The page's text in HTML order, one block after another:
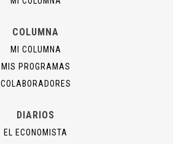
COLUMNA
MI COLUMNA
MIS PROGRAMAS
COLABORADORES
DIARIOS
EL ECONOMISTA